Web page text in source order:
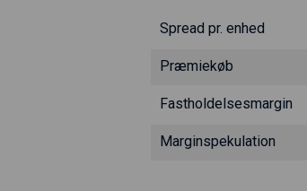
Spread pr. enhed
Præmiekøb
Fastholdelsesmargin
Marginspekulation